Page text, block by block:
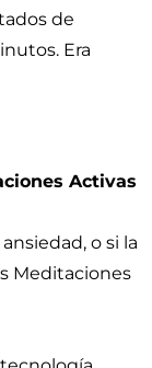
de
Era
Activas
o si la
Meditaciones